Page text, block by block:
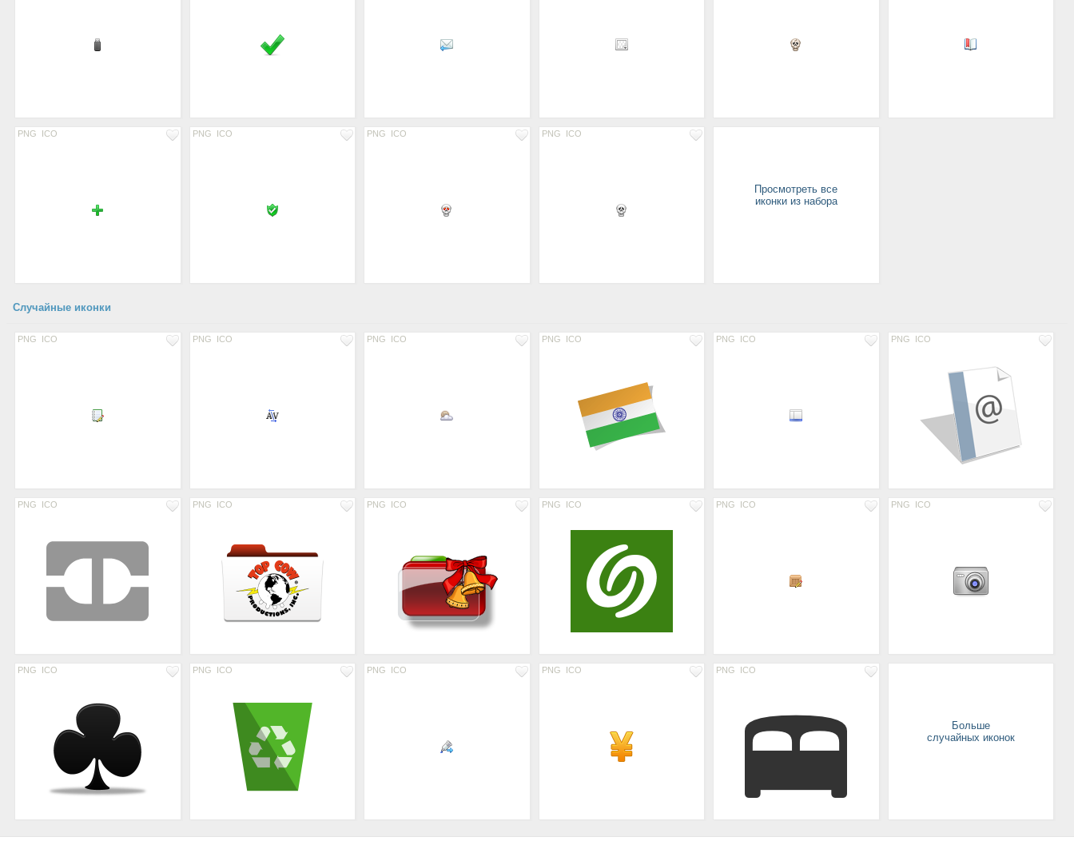
PNG ICO PNG ICO PNG ICO PNG ICO
Просмотреть все
иконки из набора
Случайные иконки
PNG ICO PNG ICO PNG ICO PNG ICO PNG ICO PNG ICO
PNG ICO PNG ICO PNG ICO PNG ICO PNG ICO PNG ICO
PNG ICO PNG ICO PNG ICO PNG ICO PNG ICO
Больше
случайных иконок